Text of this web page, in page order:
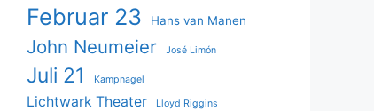
Februar 23 Hans van Manen
John Neumeier José Limón
Juli 21 Kampnagel
Lichtwark Theater Lloyd Riggins